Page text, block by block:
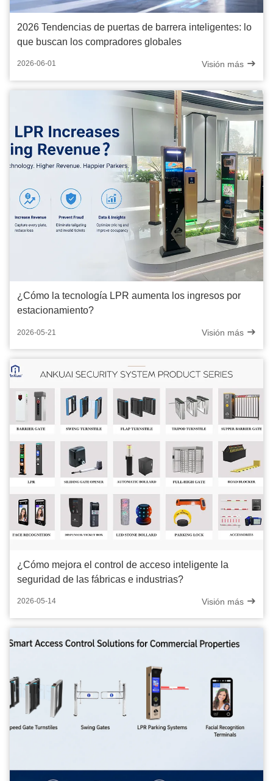
2026 Tendencias de puertas de barrera inteligentes: lo
que buscan los compradores globales
2026-06-01 Visión más
¿Cómo la tecnología LPR aumenta los ingresos por
estacionamiento?
2026-05-21 Visión más
¿Cómo mejora el control de acceso inteligente la
seguridad de las fábricas e industrias?
2026-05-14 Visión más